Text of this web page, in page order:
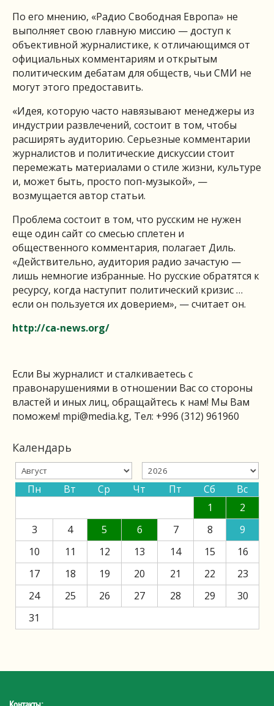
По его мнению, «Радио Свободная Европа» не
выполняет свою главную миссию — доступ к
объективной журналистике, к отличающимся от
официальных комментариям и открытым
политическим дебатам для обществ, чьи СМИ не
могут этого предоставить.
«Идея, которую часто навязывают менеджеры из
индустрии развлечений, состоит в том, чтобы
расширять аудиторию. Серьезные комментарии
журналистов и политические дискуссии стоит
перемежать материалами о стиле жизни, культуре
и, может быть, просто поп-музыкой», —
возмущается автор статьи.
Проблема состоит в том, что русским не нужен
еще один сайт со смесью сплетен и
общественного комментария, полагает Диль.
«Действительно, аудитория радио зачастую —
лишь немногие избранные. Но русские обратятся к
ресурсу, когда наступит политический кризис …
если он пользуется их доверием», — считает он.
http://ca-news.org/
Если Вы журналист и сталкиваетесь с
правонарушениями в отношении Вас со стороны
властей и иных лиц, обращайтесь к нам! Мы Вам
поможем! mpi@media.kg, Тел: +996 (312) 961960
Календарь
Пн Вт Ср Чт Пт Сб
Вс
1
2
3
4 5 6 7 8
9
10
11 12 13 14 15
16
17
18 19 20 21 22
23
24
25 26 27 28 29
30
31